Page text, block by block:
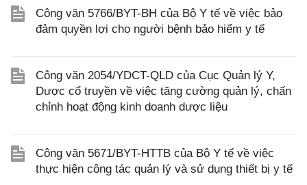
Công văn 5766/BYT-BH của Bộ Y tế về việc bảo
đảm quyền lợi cho người bệnh bảo hiểm y tế
Công văn 2054/YDCT-QLD của Cục Quản lý Y,
Dược cổ truyền về việc tăng cường quản lý, chấn
chỉnh hoạt động kinh doanh dược liệu
Công văn 5671/BYT-HTTB của Bộ Y tế về việc
thực hiện công tác quản lý và sử dụng thiết bị y tế